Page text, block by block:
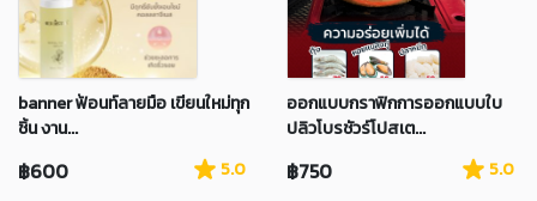
banner ฟ้อนท์ลายมือ เขียนใหม่ทุก
ชิ้น งาน...
฿600 5.0
ออกแบบกราฟิกการออกแบบใบ
ปลิวโบรชัวร์โปสเต...
฿750 5.0